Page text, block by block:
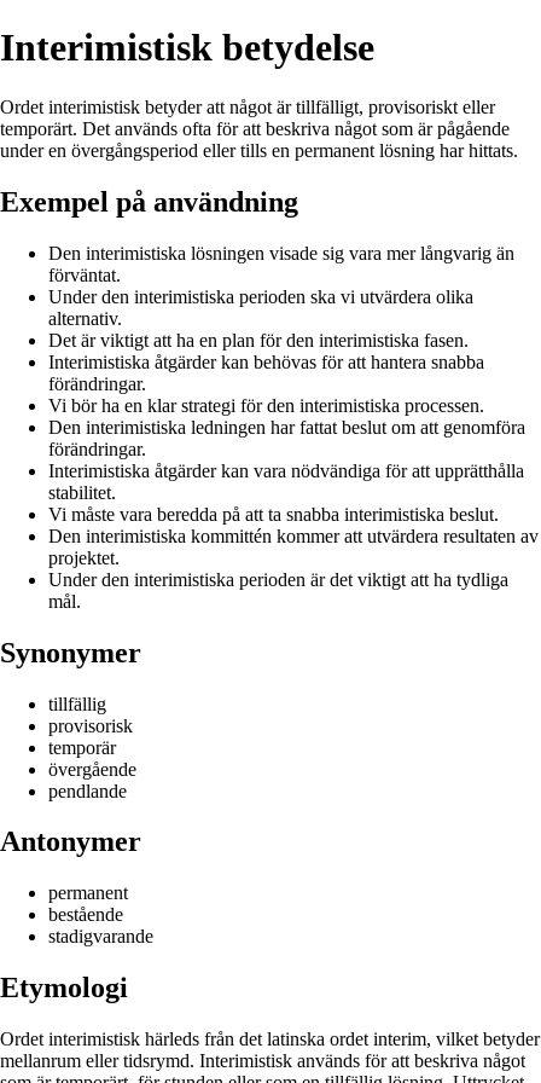
Interimistisk betydelse
Ordet interimistisk betyder att något är tillfälligt, provisoriskt eller
temporärt. Det används ofta för att beskriva något som är pågående
under en övergångsperiod eller tills en permanent lösning har hittats.
Exempel på användning
Den interimistiska lösningen visade sig vara mer långvarig än
förväntat.
Under den interimistiska perioden ska vi utvärdera olika
alternativ.
Det är viktigt att ha en plan för den interimistiska fasen.
Interimistiska åtgärder kan behövas för att hantera snabba
förändringar.
Vi bör ha en klar strategi för den interimistiska processen.
Den interimistiska ledningen har fattat beslut om att genomföra
förändringar.
Interimistiska åtgärder kan vara nödvändiga för att upprätthålla
stabilitet.
Vi måste vara beredda på att ta snabba interimistiska beslut.
Den interimistiska kommittén kommer att utvärdera resultaten av
projektet.
Under den interimistiska perioden är det viktigt att ha tydliga
mål.
Synonymer
tillfällig
provisorisk
temporär
övergående
pendlande
Antonymer
permanent
bestående
stadigvarande
Etymologi
Ordet interimistisk härleds från det latinska ordet interim, vilket betyder
mellanrum eller tidsrymd. Interimistisk används för att beskriva något